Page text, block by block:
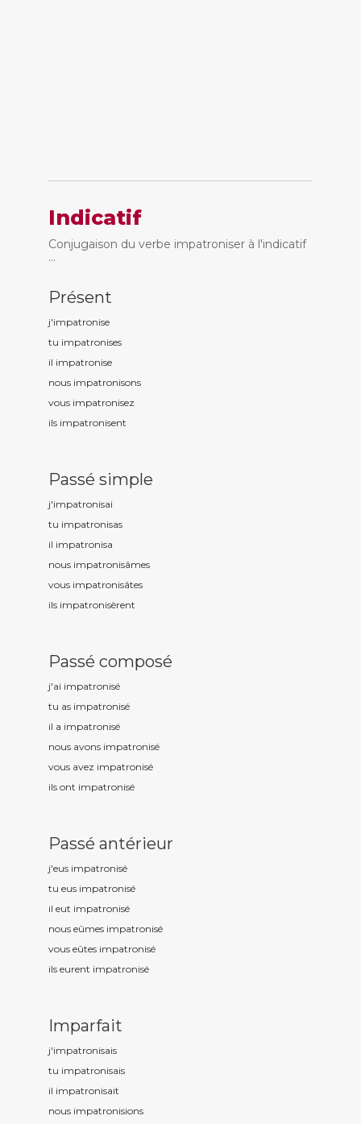
Indicatif
Conjugaison du verbe impatroniser à l'indicatif
...
Présent
j'impatronise
tu impatronises
il impatronise
nous impatronisons
vous impatronisez
ils impatronisent
Passé simple
j'impatronisai
tu impatronisas
il impatronisa
nous impatronisâmes
vous impatronisâtes
ils impatronisèrent
Passé composé
j'ai impatronisé
tu as impatronisé
il a impatronisé
nous avons impatronisé
vous avez impatronisé
ils ont impatronisé
Passé antérieur
j'eus impatronisé
tu eus impatronisé
il eut impatronisé
nous eûmes impatronisé
vous eûtes impatronisé
ils eurent impatronisé
Imparfait
j'impatronisais
tu impatronisais
il impatronisait
nous impatronisions